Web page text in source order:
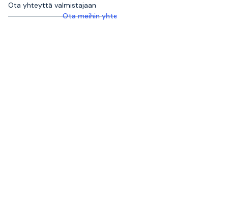
Ota yhteyttä valmistajaan
Ota meihin yhteyttä saadaksesi lisätietoja